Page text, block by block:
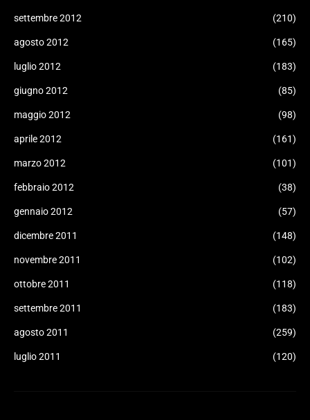
settembre 2012 (210)
agosto 2012 (165)
luglio 2012 (183)
giugno 2012 (85)
maggio 2012 (98)
aprile 2012 (161)
marzo 2012 (101)
febbraio 2012 (38)
gennaio 2012 (57)
dicembre 2011 (148)
novembre 2011 (102)
ottobre 2011 (118)
settembre 2011 (183)
agosto 2011 (259)
luglio 2011 (120)